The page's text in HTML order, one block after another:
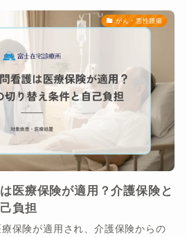
がん・悪性腫瘍
医療保険が適用？介護保険と
負担
保険が適用され、介護保険からの